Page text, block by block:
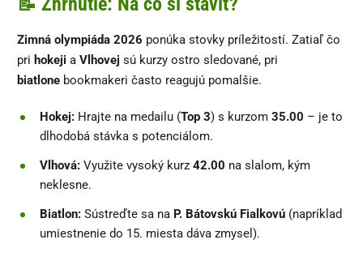
Zimná olympiáda 2026 ponúka stovky príležitostí. Zatiaľ čo
pri hokeji a Vlhovej sú kurzy ostro sledované, pri
biatlone bookmakeri často reagujú pomalšie.
Hokej: Hrajte na medailu (Top 3) s kurzom 35.00 – je to
dlhodobá stávka s potenciálom.
Vlhová: Využite vysoký kurz 42.00 na slalom, kým
neklesne.
Biatlon: Sústreďte sa na P. Bátovskú Fialkovú (napríklad
umiestnenie do 15. miesta dáva zmysel).